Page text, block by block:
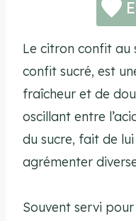
Le citron confit au
confit sucré, est
fraîcheur et de
oscillant entre
du sucre, fait de
agrémenter
Souvent servi